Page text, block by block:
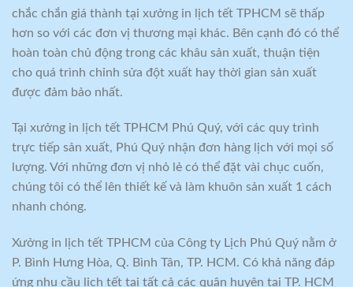
chắc chắn giá thành tại xưởng in lịch tết TPHCM sẽ thấp
hơn so với các đơn vị thương mại khác. Bên cạnh đó có thể
hoàn toàn chủ động trong các khâu sản xuất, thuận tiện
cho quá trình chỉnh sửa đột xuất hay thời gian sản xuất
được đảm bảo nhất.
Tại xưởng in lịch tết TPHCM Phú Quý, với các quy trình
trực tiếp sản xuất, Phú Quý nhận đơn hàng lịch với mọi số
lượng. Với những đơn vị nhỏ lẻ có thể đặt vài chục cuốn,
chúng tôi có thể lên thiết kế và làm khuôn sản xuất 1 cách
nhanh chóng.
Xưởng in lịch tết TPHCM của Công ty Lịch Phú Quý nằm ở
P. Bình Hưng Hòa, Q. Bình Tân, TP. HCM. Có khả năng đáp
ứng nhu cầu lịch tết tại tất cả các quận huyện tại TP. HCM